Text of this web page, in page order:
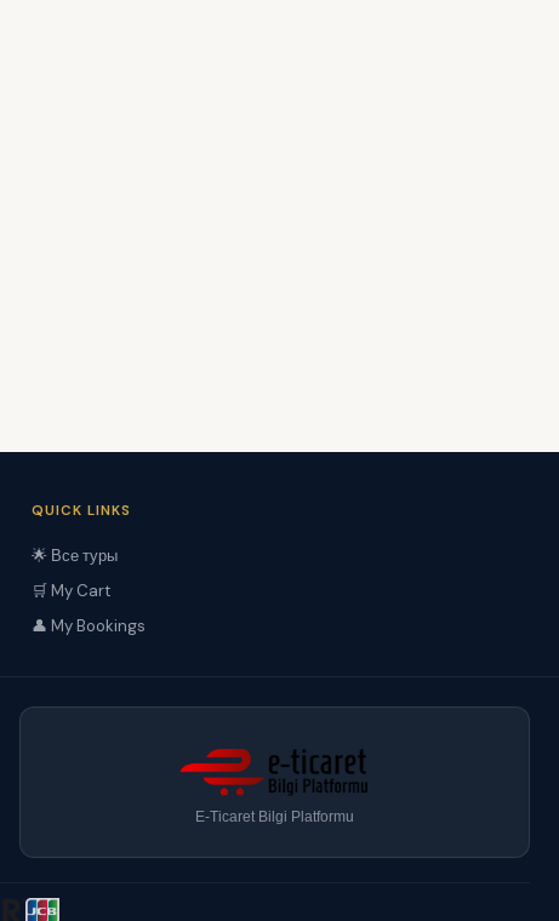
QUICK LINKS
🌟 Все туры
🛒 My Cart
👤 My Bookings
E-Ticaret Bilgi Platformu